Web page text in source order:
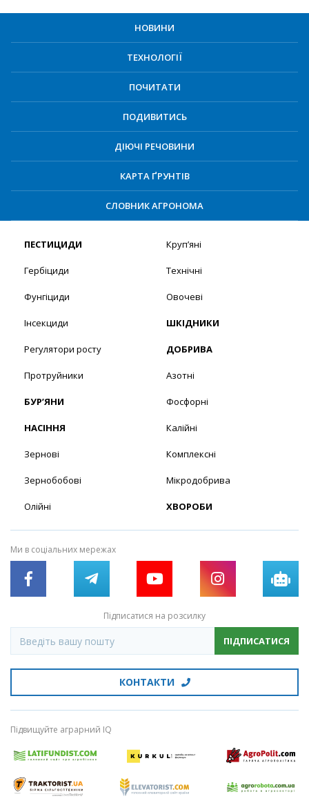
НОВИНИ
ТЕХНОЛОГІЇ
ПОЧИТАТИ
ПОДИВИТИСЬ
ДІЮЧІ РЕЧОВИНИ
КАРТА ҐРУНТІВ
СЛОВНИК АГРОНОМА
ПЕСТИЦИДИ
Гербіциди
Фунгіциди
Інсекциди
Регулятори росту
Протруйники
БУР’ЯНИ
НАСІННЯ
Зернові
Зернобобові
Олійні
Круп’яні
Технічні
Овочеві
ШКІДНИКИ
ДОБРИВА
Азотні
Фосфорні
Калійні
Комплексні
Мікродобрива
ХВОРОБИ
Ми в соціальних мережах
Підписатися на розсилку
ПІДПИСАТИСЯ
КОНТАКТИ
Підвищуйте аграрний IQ